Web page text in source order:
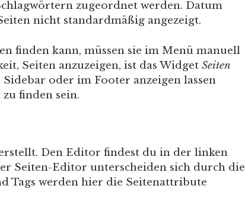
zugeordnet werden. Datum
nicht standardmäßig angezeigt.
finden kann, müssen sie im Menü manuell
Seiten anzuzeigen, ist das Widget Seiten
Sidebar oder im Footer anzeigen lassen
finden sein.
Den Editor findest du in der linken
Seiten-Editor unterscheiden sich durch die
Tags werden hier die Seitenattribute